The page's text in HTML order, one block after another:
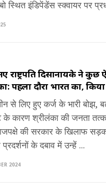
स्थित इंडिपेंडेंस स्क्वायर पर
राष्ट्रपति दिसानायके ने
पहला दौरा भारत का, किया
से लिए हुए कर्ज के भारी बोझ,
कारण श्रीलंका की जनता
राजपक्षे की सरकार के खिलाफ
प्रदर्शनों के दबाव में उन्हें ...
2024